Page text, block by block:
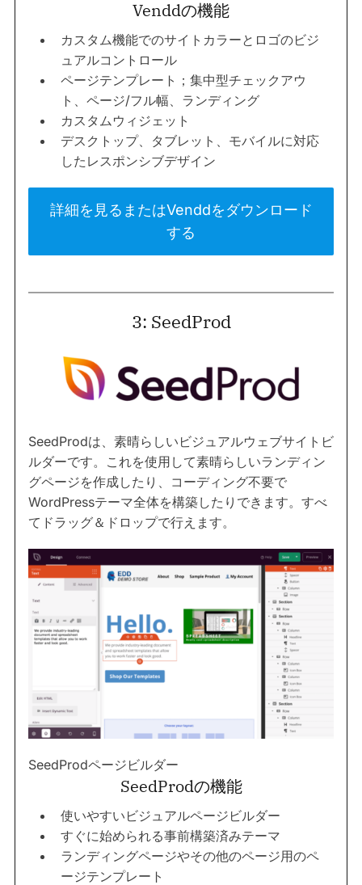
Venddの機能
カスタム機能でのサイトカラーとロゴのビジ
ュアルコントロール
ページテンプレート；集中型チェックアウ
ト、ページ/フル幅、ランディング
カスタムウィジェット
デスクトップ、タブレット、モバイルに対応
したレスポンシブデザイン
詳細を見るまたはVenddをダウンロード
する
3: SeedProd
SeedProdは、素晴らしいビジュアルウェブサイトビ
ルダーです。これを使用して素晴らしいランディン
グページを作成したり、コーディング不要で
WordPressテーマ全体を構築したりできます。すべ
てドラッグ＆ドロップで行えます。
SeedProdページビルダー
SeedProdの機能
使いやすいビジュアルページビルダー
すぐに始められる事前構築済みテーマ
ランディングページやその他のページ用のペ
ージテンプレート